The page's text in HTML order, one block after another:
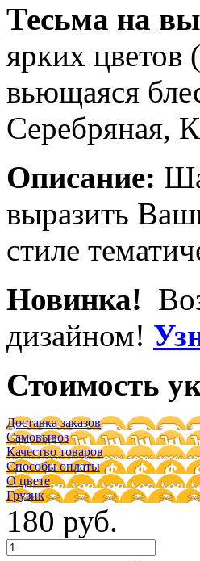
Тесьма на
ярких цветов
вьющаяся
Серебряная,
Описание:
выразить
стиле
Новинка!
дизайном!
Стоимость
Доставка заказов
Самовывоз
Качество товаров
Способы оплаты
О цвете
Грузик
180 руб.